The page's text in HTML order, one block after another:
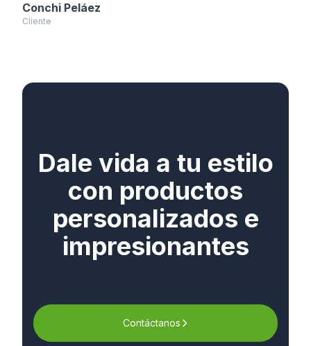
Conchi Peláez
Cliente
Dale vida a tu estilo
con productos
personalizados e
impresionantes
Contáctanos